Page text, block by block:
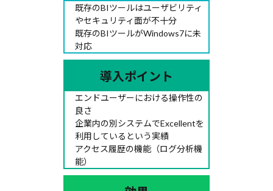
既存のBIツールはユーザビリティ
やセキュリティ面が不十分
既存のBIツールがWindows7に未
対応
導入ポイント
エンドユーザーにおける操作性の
良さ
企業内の別システムでExcellentを
利用しているという実績
アクセス履歴の機能（ログ分析機
能）